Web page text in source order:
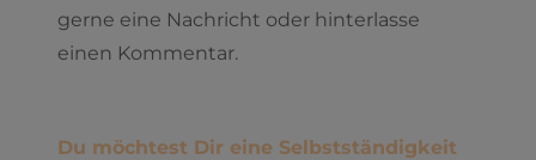
gerne eine Nachricht oder hinterlasse
einen Kommentar.
Du möchtest Dir eine Selbstständigkeit